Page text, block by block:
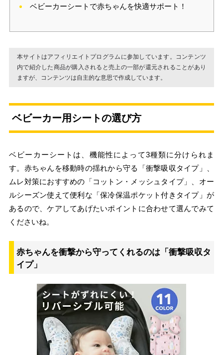
ベビーカーシートで赤ちゃんを快適サポート！
本サイトはアフィリエイトプログラムに参加しています。コンテンツ
内で紹介した商品が購入されると売上の一部が還元されることがあり
ますが、コンテンツは自主的な意思で作成しています。
ベビーカー用シートの選び方
ベビーカーシートは、機能性によって3種類に分けられま
す。赤ちゃんを移動時の揺れから守る「衝撃吸収タイプ」、
ムレ対策におすすめの「コットン・メッシュタイプ」、オー
ルシーズン使えて便利な「保冷保温ポケット付きタイプ」が
あるので、ケアしてあげたいポイントに合わせて選んでみて
くださいね。
赤ちゃんを衝撃から守ってくれるのは「衝撃吸収タ
イプ」